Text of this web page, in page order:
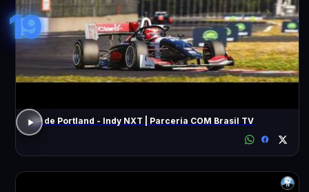
19
GP de Portland - Indy NXT | Parceria COM Brasil TV